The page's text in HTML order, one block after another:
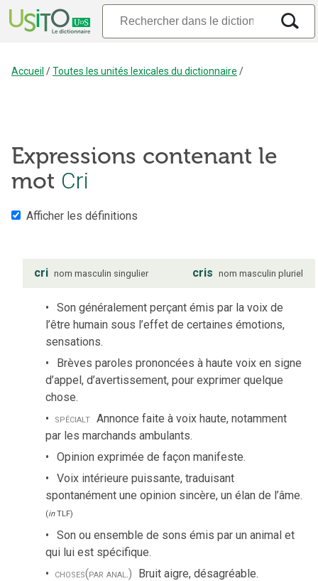
Accueil /Toutes les unités lexicales du dictionnaire /
Expressions contenant le
mot Cri
Afficher les définitions
cri nom masculin singulier cris nom masculin pluriel
Son généralement perçant émis par la voix de
l’être humain sous l’effet de certaines émotions,
sensations.
Brèves paroles prononcées à haute voix en signe
d’appel, d’avertissement, pour exprimer quelque
chose.
spécialt Annonce faite à voix haute, notamment
par les marchands ambulants.
Opinion exprimée de façon manifeste.
Voix intérieure puissante, traduisant
spontanément une opinion sincère, un élan de l’âme.
(inTLF)
Son ou ensemble de sons émis par un animal et
qui lui est spécifique.
choses(par anal.) Bruit aigre, désagréable.